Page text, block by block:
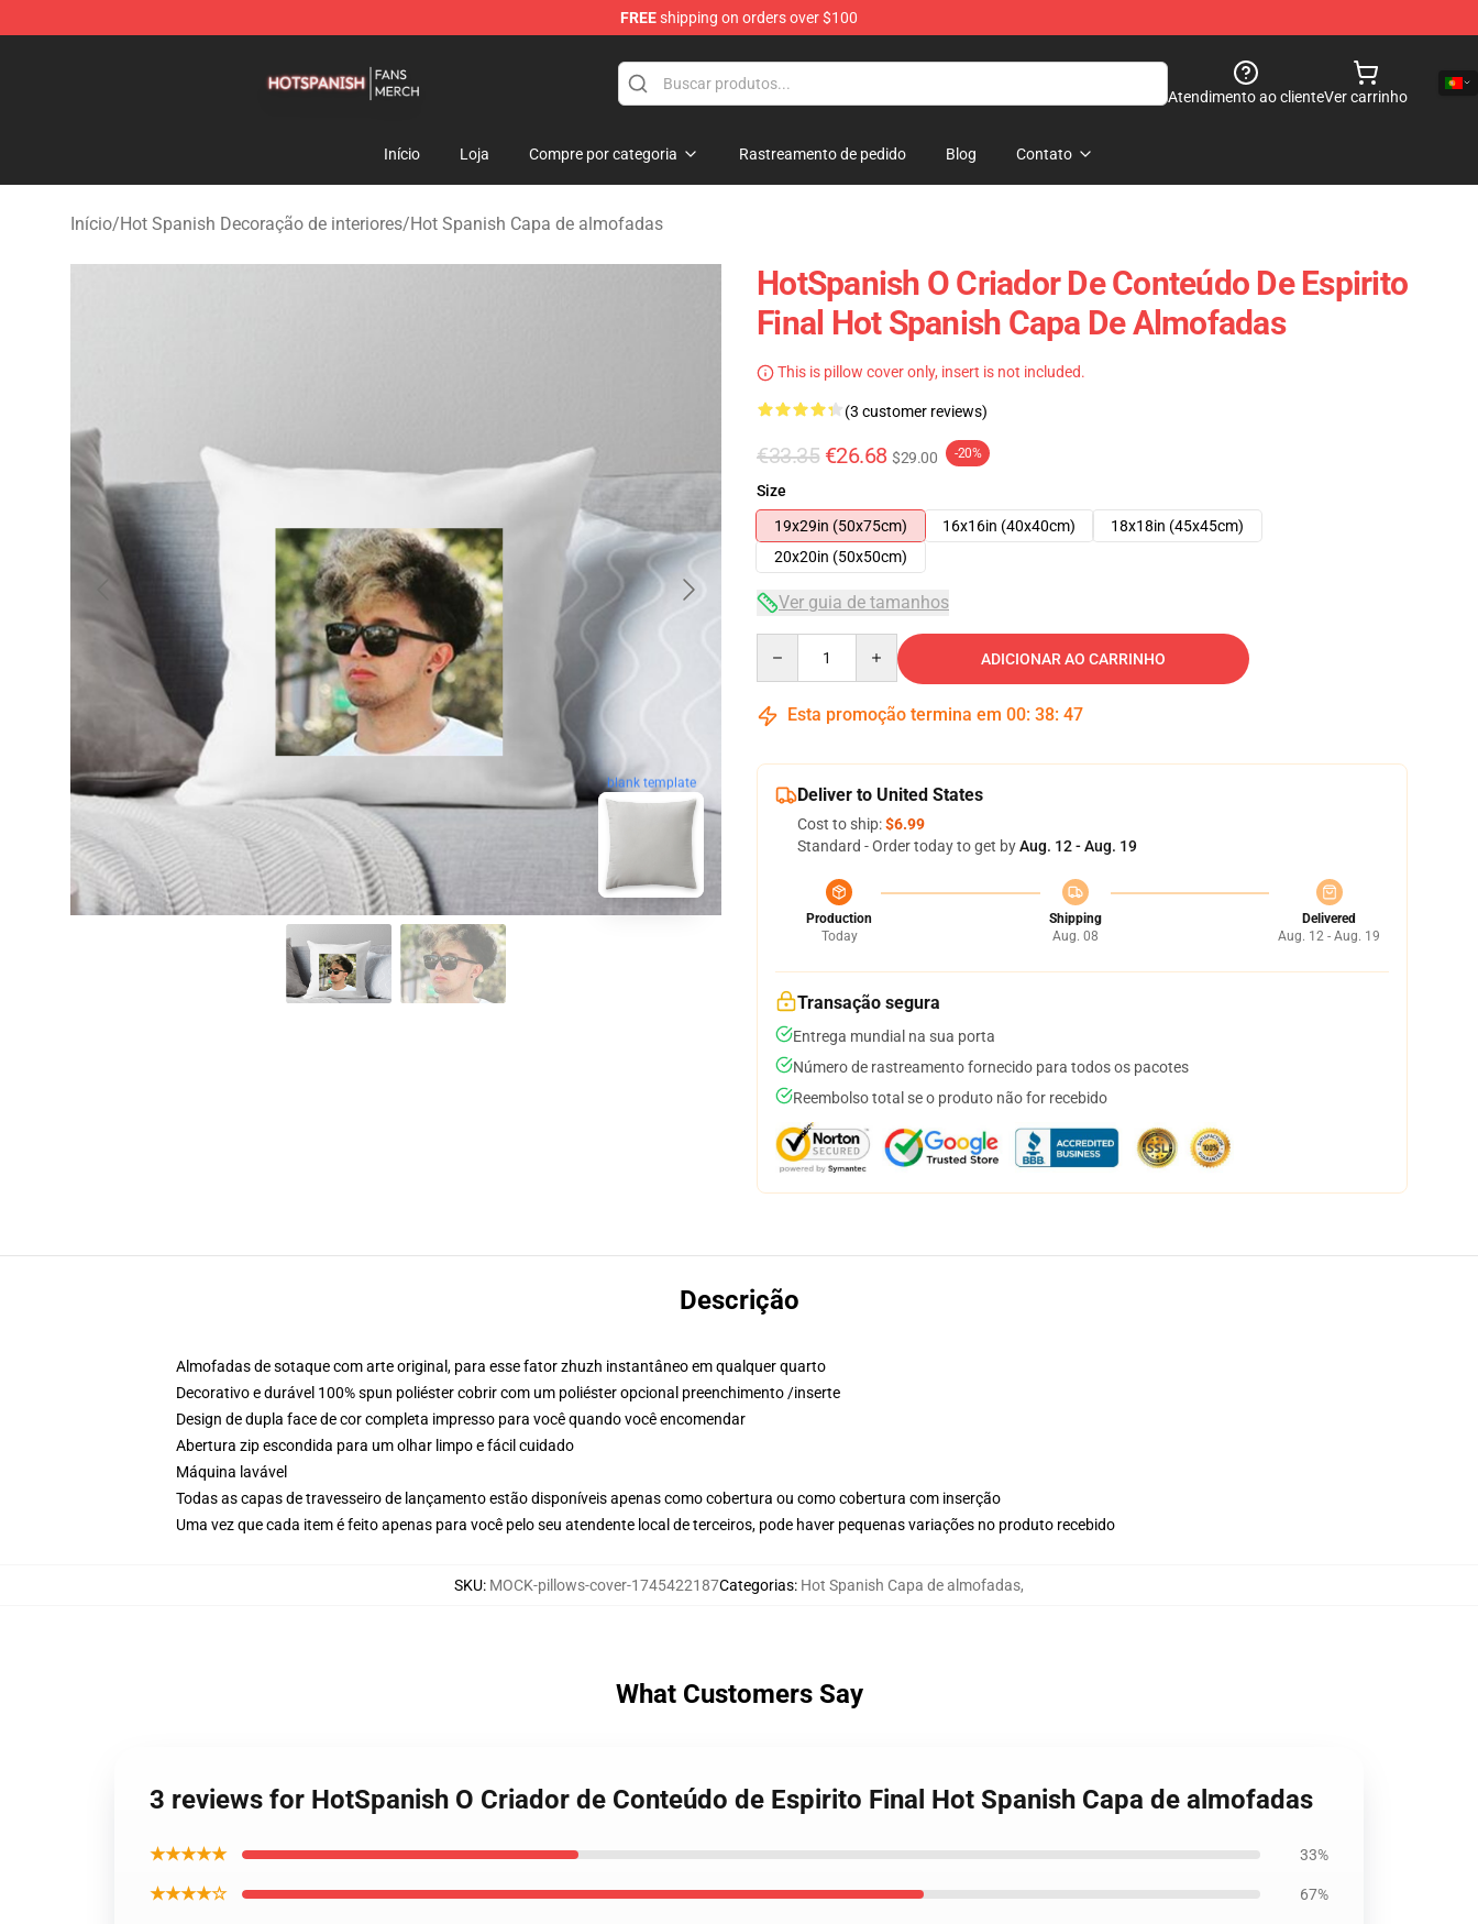
FREEshipping on orders over $100
Atendimento ao clienteVer carrinho
Início Loja Compre por categoria Rastreamento de pedido Blog Contato
Início/Hot Spanish Decoração de interiores/Hot Spanish Capa de almofadas
blank template
HotSpanish O Criador De Conteúdo De Espirito
Final Hot Spanish Capa De Almofadas
This is pillow cover only, insert is not included.
(3 customer reviews)
€33.35 €26.68 $29.00 -20%
Size
19x29in (50x75cm)
16x16in (40x40cm)
18x18in (45x45cm)
20x20in (50x50cm)
Ver guia de tamanhos
ADICIONAR AO CARRINHO
Esta promoção termina em 00: 38: 46
Deliver to United States
Cost to ship:$6.99
Standard - Order today to get byAug. 12 - Aug. 19
Production
Today
Shipping
Aug. 08
Delivered
Aug. 12 - Aug. 19
Transação segura
Entrega mundial na sua porta
Número de rastreamento fornecido para todos os pacotes
Reembolso total se o produto não for recebido
Descrição
Almofadas de sotaque com arte original, para esse fator zhuzh instantâneo em qualquer quarto
Decorativo e durável 100% spun poliéster cobrir com um poliéster opcional preenchimento /inserte
Design de dupla face de cor completa impresso para você quando você encomendar
Abertura zip escondida para um olhar limpo e fácil cuidado
Máquina lavável
Todas as capas de travesseiro de lançamento estão disponíveis apenas como cobertura ou como cobertura com inserção
Uma vez que cada item é feito apenas para você pelo seu atendente local de terceiros, pode haver pequenas variações no produto recebido
SKU: MOCK-pillows-cover-1745422187Categorias: Hot Spanish Capa de almofadas,
What Customers Say
3 reviews for HotSpanish O Criador de Conteúdo de Espirito Final Hot Spanish Capa de almofadas
★★★★★ 33%
★★★★☆ 67%